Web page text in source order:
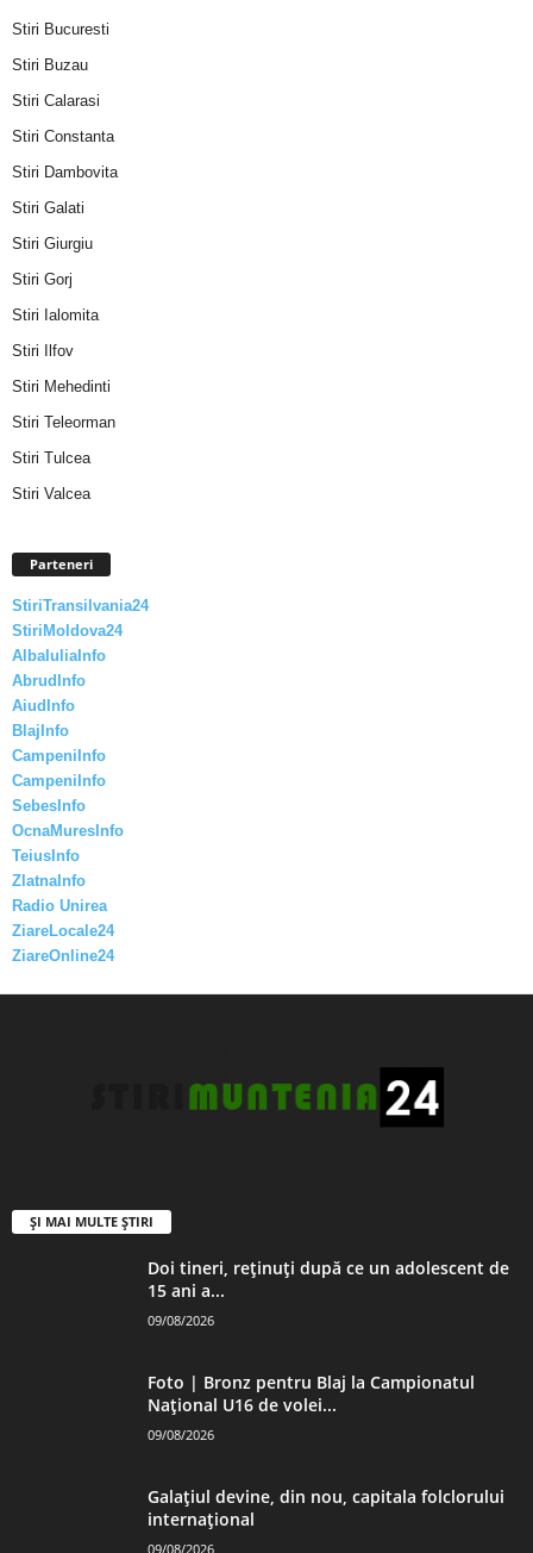
Stiri Bucuresti
Stiri Buzau
Stiri Calarasi
Stiri Constanta
Stiri Dambovita
Stiri Galati
Stiri Giurgiu
Stiri Gorj
Stiri Ialomita
Stiri Ilfov
Stiri Mehedinti
Stiri Teleorman
Stiri Tulcea
Stiri Valcea
Parteneri
StiriTransilvania24
StiriMoldova24
AlbaIuliaInfo
AbrudInfo
AiudInfo
BlajInfo
CampeniInfo
CampeniInfo
SebesInfo
OcnaMuresInfo
TeiusInfo
ZlatnaInfo
Radio Unirea
ZiareLocale24
ZiareOnline24
ȘI MAI MULTE ȘTIRI
Doi tineri, reținuți după ce un adolescent de
15 ani a...
09/08/2026
Foto | Bronz pentru Blaj la Campionatul
Național U16 de volei...
09/08/2026
Galațiul devine, din nou, capitala folclorului
internațional
09/08/2026